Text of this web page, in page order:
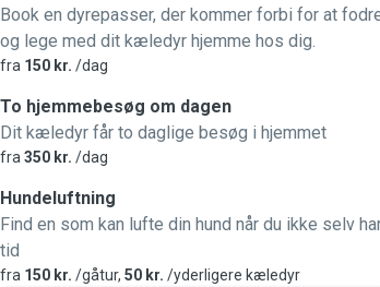
Book en dyrepasser, der kommer forbi for at
og lege med dit kæledyr hjemme hos dig.
fra 150 kr. /dag
To hjemmebesøg om dagen
Dit kæledyr får to daglige besøg i hjemmet
fra 350 kr. /dag
Hundeluftning
Find en som kan lufte din hund når du ikke selv
tid
fra 150 kr. /gåtur, 50 kr. /yderligere kæledyr